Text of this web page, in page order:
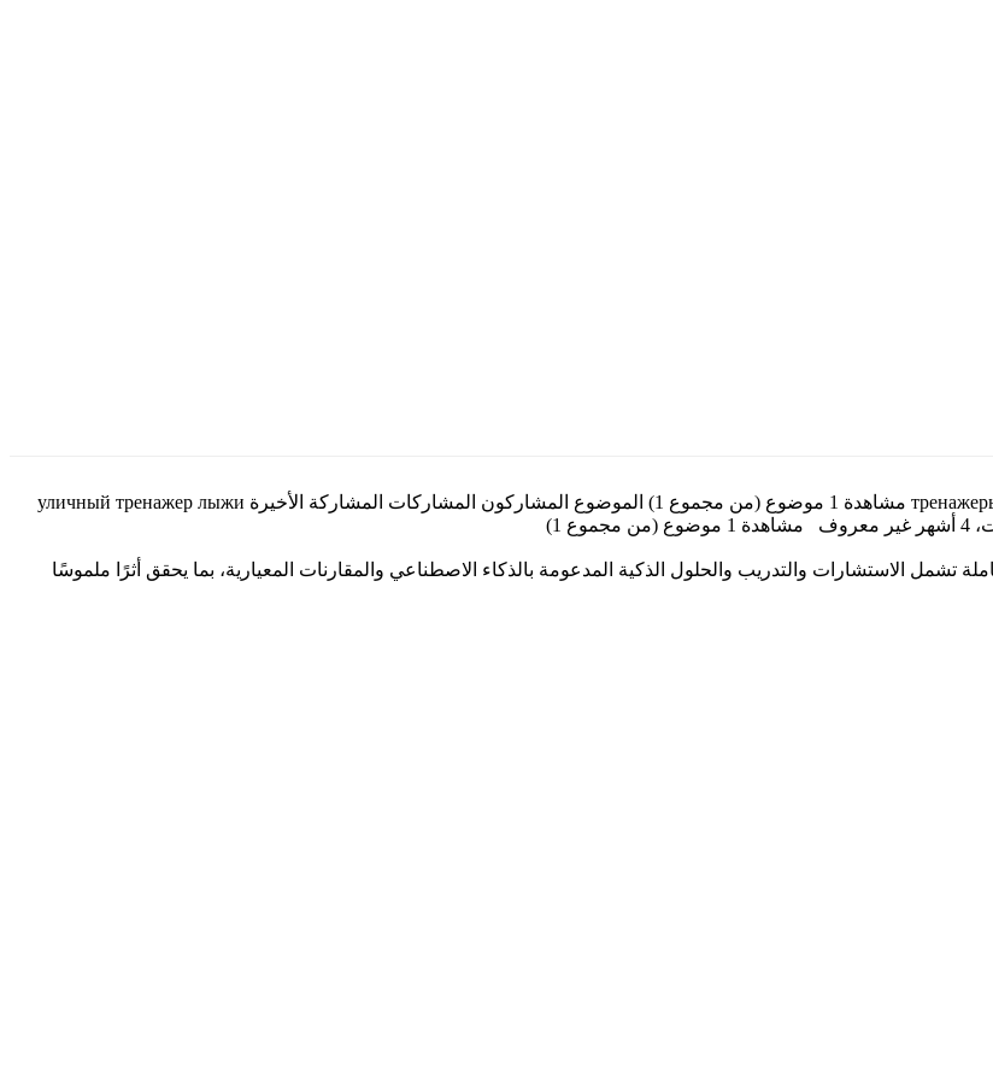
البحث عن: الصفحة الرئيسية › المنتديات › موضوعات تحمل الوسم: тренажеры для улицы مشاهدة 1 موضوع (من مجموع 1) الموضوع المشاركون المشاركات المشاركة الأخيرة уличный тренажер лыжи
الاستشارات والتدريب والحلول الذكية المدعومة بالذكاء الاصطناعي والمقارنات المعيارية، بما يحقق أثرًا ملموسًا